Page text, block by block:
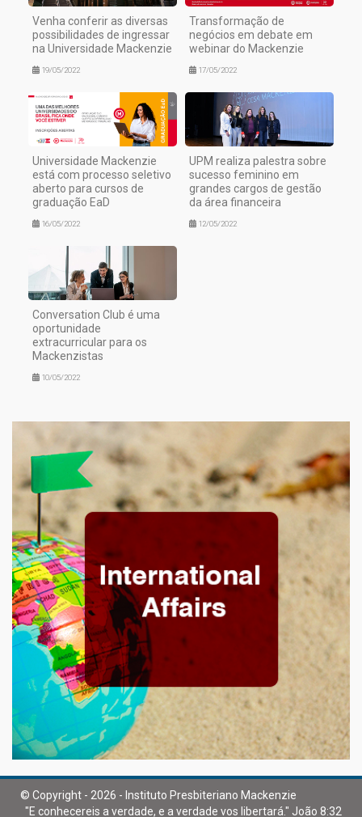
Venha conferir as diversas
possibilidades de ingressar
na Universidade Mackenzie
19/05/2022
Transformação de
negócios em debate em
webinar do Mackenzie
17/05/2022
Universidade Mackenzie
está com processo seletivo
aberto para cursos de
graduação EaD
16/05/2022
UPM realiza palestra sobre
sucesso feminino em
grandes cargos de gestão
da área financeira
12/05/2022
Conversation Club é uma
oportunidade
extracurricular para os
Mackenzistas
10/05/2022
© Copyright - 2026 - Instituto Presbiteriano Mackenzie
"E conhecereis a verdade, e a verdade vos libertará." João 8:32